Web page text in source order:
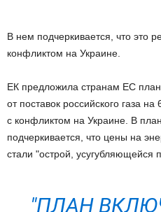
В нем подчеркивается, что это
конфликтом на Украине.
ЕК предложила странам ЕС
от поставок российского газа
с конфликтом на Украине. В
подчеркивается, что цены на
стали "острой, усугубляющейся
"ПЛАН